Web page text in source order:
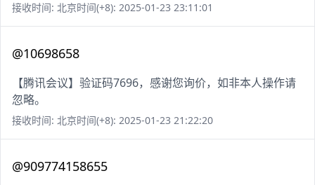
接收时间: 北京时间(+8): 2025-01-23 23:11:01
@10698658
【腾讯会议】验证码7696，感谢您询价，如非本人操作请
忽略。
接收时间: 北京时间(+8): 2025-01-23 21:22:20
@909774158655